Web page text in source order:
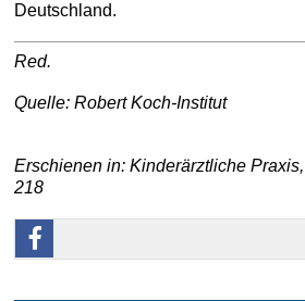
Deutschland.
Red.
Quelle: Robert Koch-Institut
Erschienen in: Kinderärztliche
218